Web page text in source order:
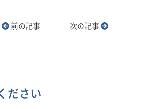
前の記事 次の記事
ださい